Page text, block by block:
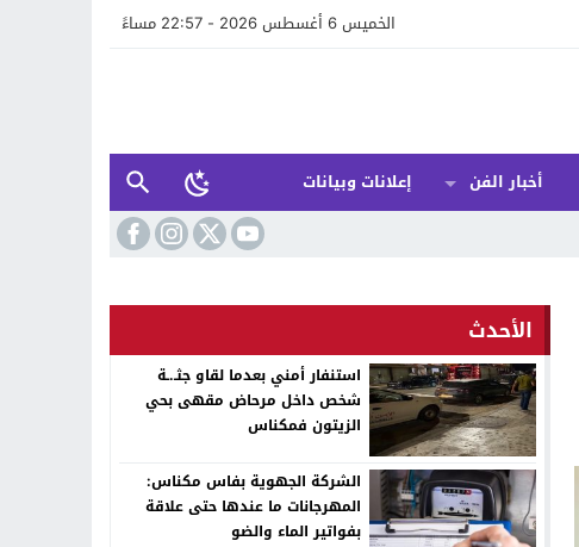
الخميس 6 أغسطس 2026 - 22:57 مساءً
أخبار الفن
إعلانات وبيانات
الأحدث
استنفار أمني بعدما لقاو جثـ.ـة
شخص داخل مرحاض مقهى بحي
الزيتون فمكناس
الشركة الجهوية بفاس مكناس:
المهرجانات ما عندها حتى علاقة
بفواتير الماء والضو